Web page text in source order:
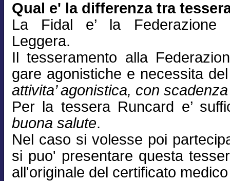
Qual e' la differenza tra
La Fidal e’ la Federazione
Leggera.
Il tesseramento alla
gare agonistiche e necessita
attivita’ agonistica, con
Per la tessera Runcard e’
buona salute.
Nel caso si volesse poi
si puo' presentare questa
all'originale del certificato